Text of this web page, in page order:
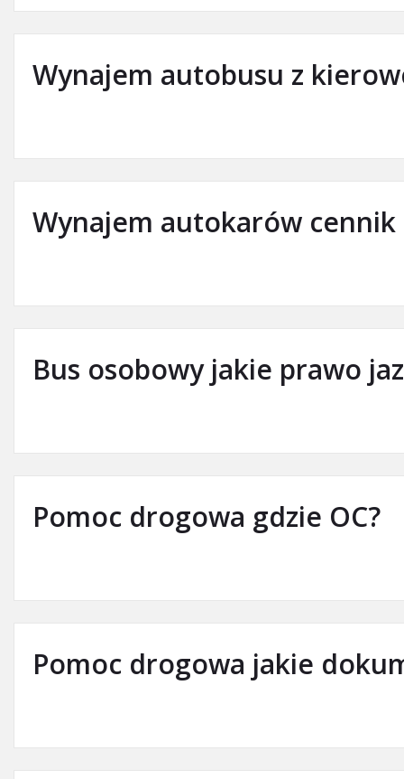
Wynajem autobusu z
Wynajem autokarów cennik
Bus osobowy jakie prawo
Pomoc drogowa gdzie OC?
Pomoc drogowa jakie